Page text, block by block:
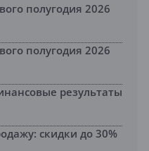
полугодия 2026
полугодия 2026
результаты
скидки до 30%